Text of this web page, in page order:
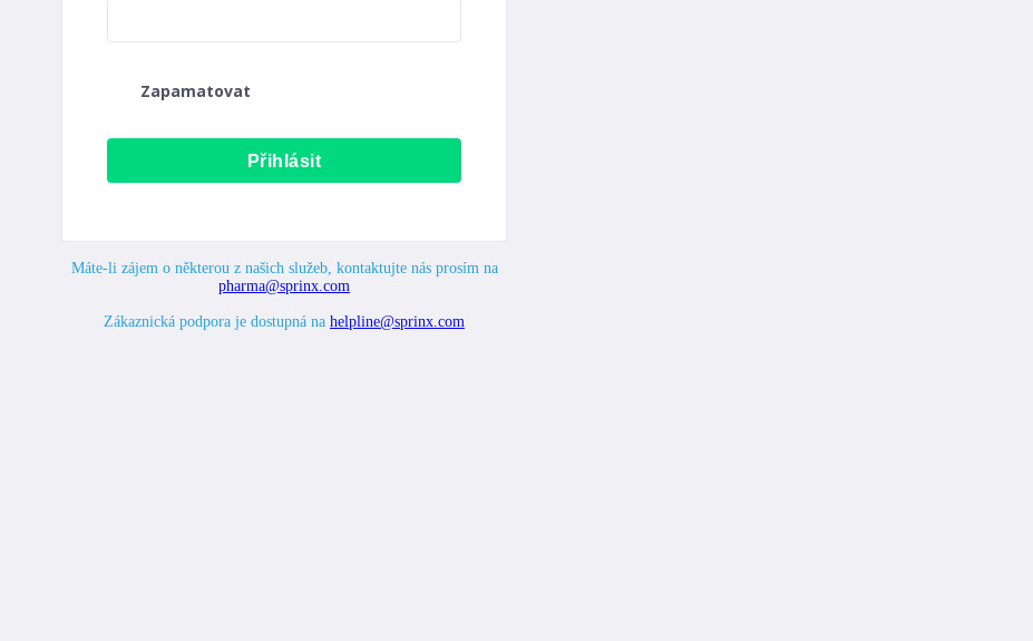
Zapamatovat
Máte-li zájem o některou z našich služeb, kontaktujte nás prosím na
pharma@sprinx.com
Zákaznická podpora je dostupná na helpline@sprinx.com